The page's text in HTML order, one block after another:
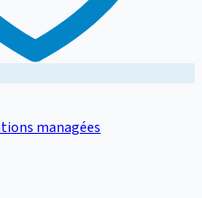
managées